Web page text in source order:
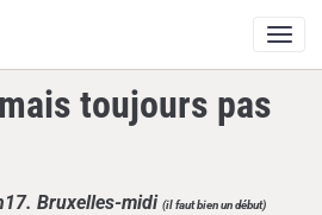
toujours pas
Bruxelles-midi (il faut bien un début)